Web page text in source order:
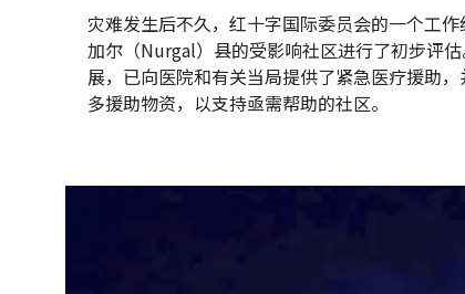
灾难发生后不久，红十字国际委员会的一个工
加尔（Nurgal）县的受影响社区进行了初步评
展，已向医院和有关当局提供了紧急医疗援助
多援助物资，以支持亟需帮助的社区。